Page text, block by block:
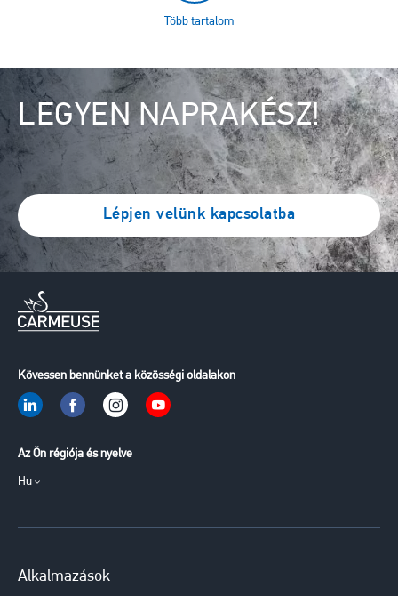
Több tartalom
LEGYEN NAPRAKÉSZ!
Lépjen velünk kapcsolatba
Kép
Kövessen bennünket a közösségi oldalakon
Az Ön régiója és nyelve
Hu
Alkalmazások